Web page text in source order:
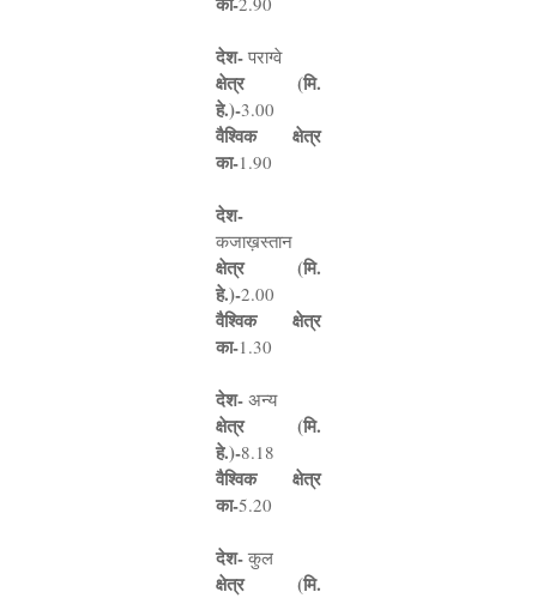
देश- पराग्वे
क्षेत्र (मि.
हे.)-3.00
वैश्विक क्षेत्र
का-1.90
देश-
कजाख़स्तान
क्षेत्र (मि.
हे.)-2.00
वैश्विक क्षेत्र
का-1.30
देश- अन्य
क्षेत्र (मि.
हे.)-8.18
वैश्विक क्षेत्र
का-5.20
देश- कुल
क्षेत्र (मि.